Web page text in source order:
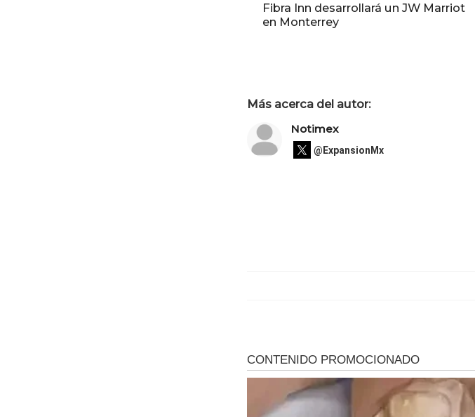
Fibra Inn desarrollará un JW Marriot
en Monterrey
Más acerca del autor:
Notimex
@ExpansionMx